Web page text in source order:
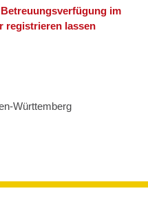
im
registrieren lassen
Württemberg